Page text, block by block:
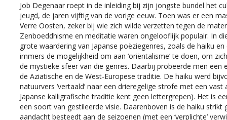
Job Degenaar roept in de inleiding bij zijn jongste bundel het
jeugd, de jaren vijftig van de vorige eeuw. Toen was er een
Verre Oosten, zeker bij wie zich wilde verzetten tegen de
Zenboeddhisme en meditatie waren ongelooflijk populair. In
grote waardering van Japanse poëziegenres, zoals de haiku
immers de mogelijkheid om aan ‘oriëntalisme’ te doen, om
de mystieke sfeer van die genres. Daarbij probeerde men een
de Aziatische en de West-Europese traditie. De haiku werd
natuurvers ‘vertaald’ naar een drieregelige strofe met een
Japanse kalligrafische traditie kent geen lettergrepen). Het is
een soort van gestileerde visie. Daarenboven is de haiku strikt
aandacht besteedt aan de seizoenen (met een ‘verplichte’